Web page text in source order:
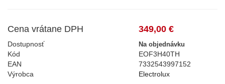
Cena vrátane DPH 349,00 €
Dostupnosť Na objednávku
Kód
EOF3H40TH
EAN
7332543997152
Výrobca
Electrolux